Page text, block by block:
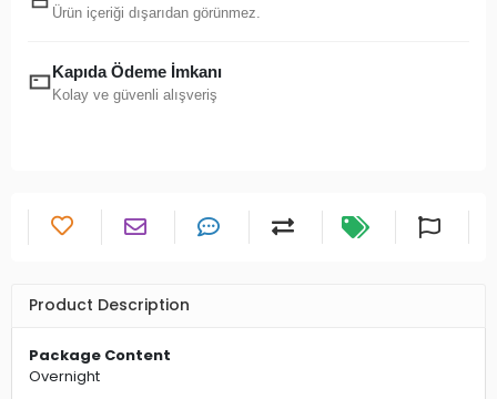
Ürün içeriği dışarıdan görünmez.
Kapıda Ödeme İmkanı
Kolay ve güvenli alışveriş
Product Description
Package Content
Overnight